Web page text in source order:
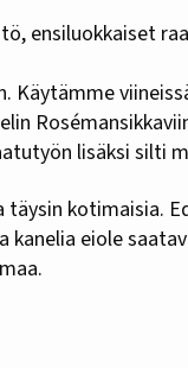
ensiluokkaiset
Käytämme
lisäksi silti
kotimaisia.
kanelia eiole